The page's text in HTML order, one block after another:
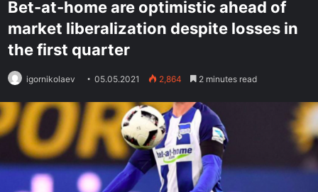
Bet-at-home are optimistic ahead of
market liberalization despite losses in
the first quarter
igornikolaev 05.05.2021 2,864 2 minutes read